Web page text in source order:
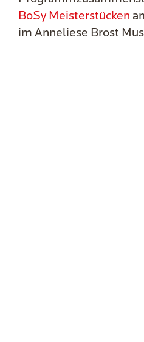
BoSy Meisterstücken
im Anneliese Brost